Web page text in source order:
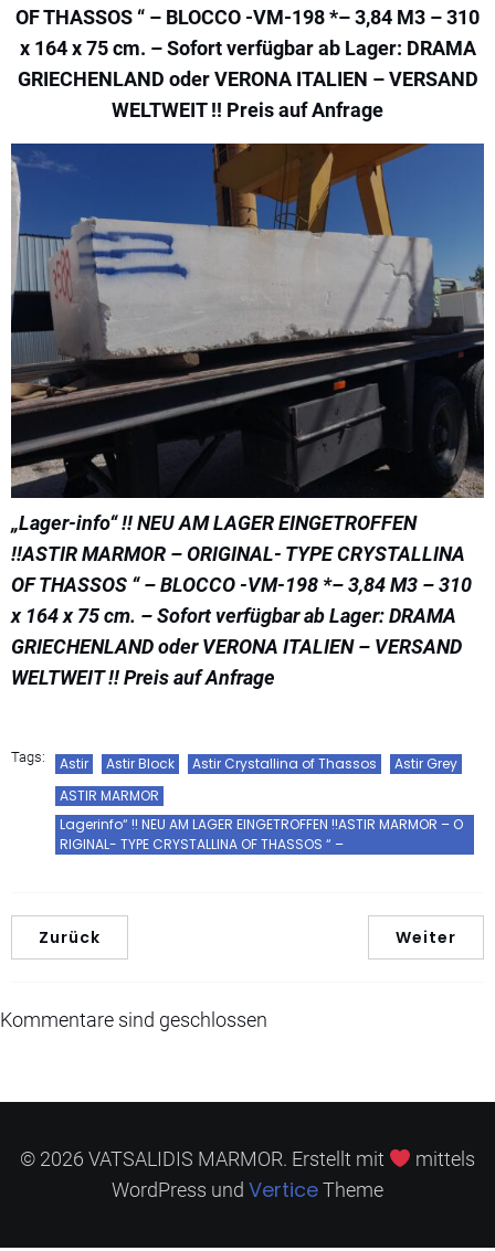
OF THASSOS “ – BLOCCO -VM-198 *– 3,84 M3 – 310
x 164 x 75 cm. – Sofort verfügbar ab Lager: DRAMA
GRIECHENLAND oder VERONA ITALIEN – VERSAND
WELTWEIT !! Preis auf Anfrage
„Lager-info“ !! NEU AM LAGER EINGETROFFEN
!!ASTIR MARMOR – ORIGINAL- TYPE CRYSTALLINA
OF THASSOS “ – BLOCCO -VM-198 *– 3,84 M3 – 310
x 164 x 75 cm. – Sofort verfügbar ab Lager: DRAMA
GRIECHENLAND oder VERONA ITALIEN – VERSAND
WELTWEIT !! Preis auf Anfrage
Tags: Astir Astir Block Astir Crystallina of Thassos
Astir Grey
ASTIR MARMOR
Lagerinfo“ !! NEU AM LAGER EINGETROFFEN !!ASTIR MARMOR – O
RIGINAL- TYPE CRYSTALLINA OF THASSOS “ –
Zurück Weiter
Kommentare sind geschlossen
© 2026 VATSALIDIS MARMOR. Erstellt mit
mittels
WordPress und VerticeTheme